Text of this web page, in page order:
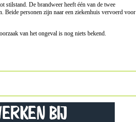
stilstand. De brandweer heeft één van de twee
Beide personen zijn naar een ziekenhuis vervoerd voor
van het ongeval is nog niets bekend.